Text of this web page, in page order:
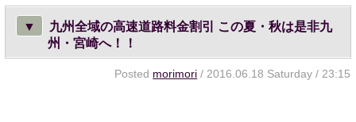
▼
九州全域の高速道路料金割引 この夏・秋は是非九
州・宮崎へ！！
Posted morimori / 2016.06.18 Saturday / 23:15